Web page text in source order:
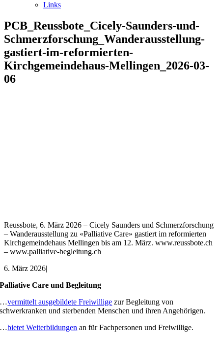
Links
PCB_Reussbote_Cicely-Saunders-und-
Schmerzforschung_Wanderausstellung-
gastiert-im-reformierten-
Kirchgemeindehaus-Mellingen_2026-03-
06
Reussbote, 6. März 2026 – Cicely Saunders und Schmerzforschung
– Wanderausstellung zu «Palliative Care» gastiert im reformierten
Kirchgemeindehaus Mellingen bis am 12. März. www.reussbote.ch
– www.palliative-begleitung.ch
6. März 2026|
Palliative Care und Begleitung
…vermittelt ausgebildete Freiwillige zur Begleitung von
schwerkranken und sterbenden Menschen und ihren Angehörigen.
…bietet Weiterbildungen an für Fachpersonen und Freiwillige.